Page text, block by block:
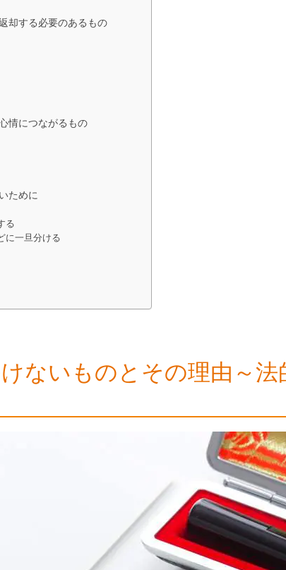
却する必要のあるもの
情につながるもの
ために
る
に一旦分ける
ないものとその理由～法